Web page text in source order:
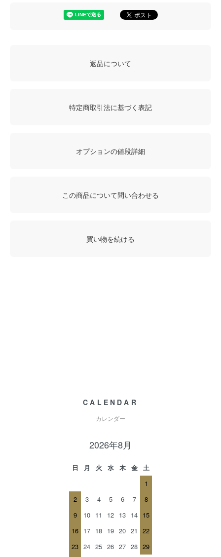
返品について
特定商取引法に基づく表記
オプションの値段詳細
この商品について問い合わせる
買い物を続ける
CALENDAR
カレンダー
2026年8月
日 月 火 水 木 金
土
1
2
3 4 5 6 7
8
9
10 11 12 13 14 15
16 17 18 19 20 21
22
23 24 25 26 27 28 29